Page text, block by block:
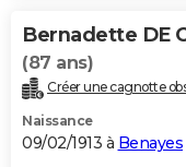
Bernadette DE
(87 ans)
Créer une cagnotte
Naissance
09/02/1913 à Benayes